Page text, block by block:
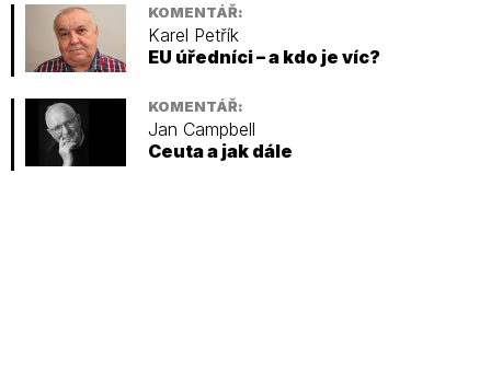
KOMENTÁŘ:
Karel Petřík
EU úředníci – a kdo je víc?
KOMENTÁŘ:
Jan Campbell
Ceuta a jak dále